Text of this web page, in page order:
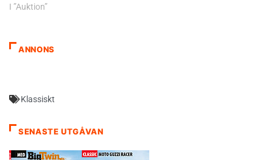
I ”Auktion”
ANNONS
Klassiskt
SENASTE UTGÅVAN